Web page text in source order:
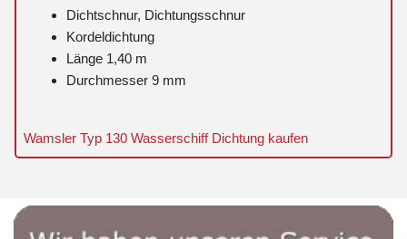
Dichtschnur, Dichtungsschnur
Kordeldichtung
Länge 1,40 m
Durchmesser 9 mm
Wamsler Typ 130 Wasserschiff Dichtung kaufen